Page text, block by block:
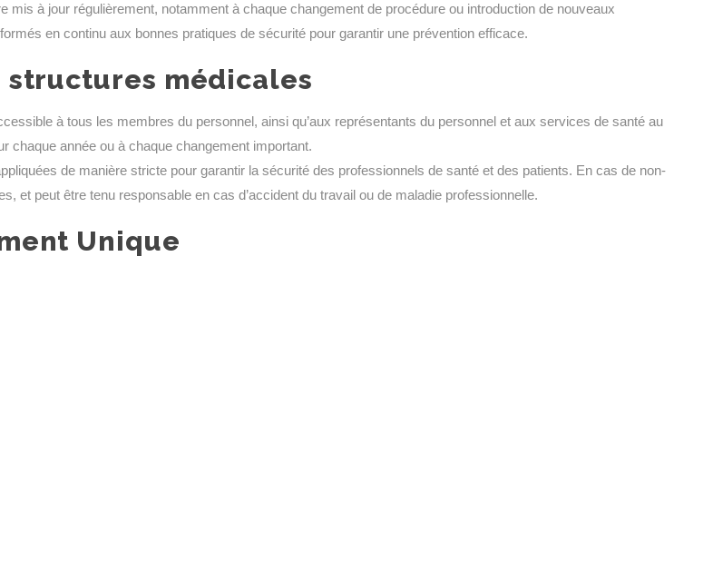
mis à jour régulièrement, notamment à chaque changement de procédure ou introduction de nouveaux
en continu aux bonnes pratiques de sécurité pour garantir une prévention efficace.
médicales
à tous les membres du personnel, ainsi qu’aux représentants du personnel et aux services de santé au
chaque année ou à chaque changement important.
de manière stricte pour garantir la sécurité des professionnels de santé et des patients. En cas de non-
et peut être tenu responsable en cas d’accident du travail ou de maladie professionnelle.
Unique